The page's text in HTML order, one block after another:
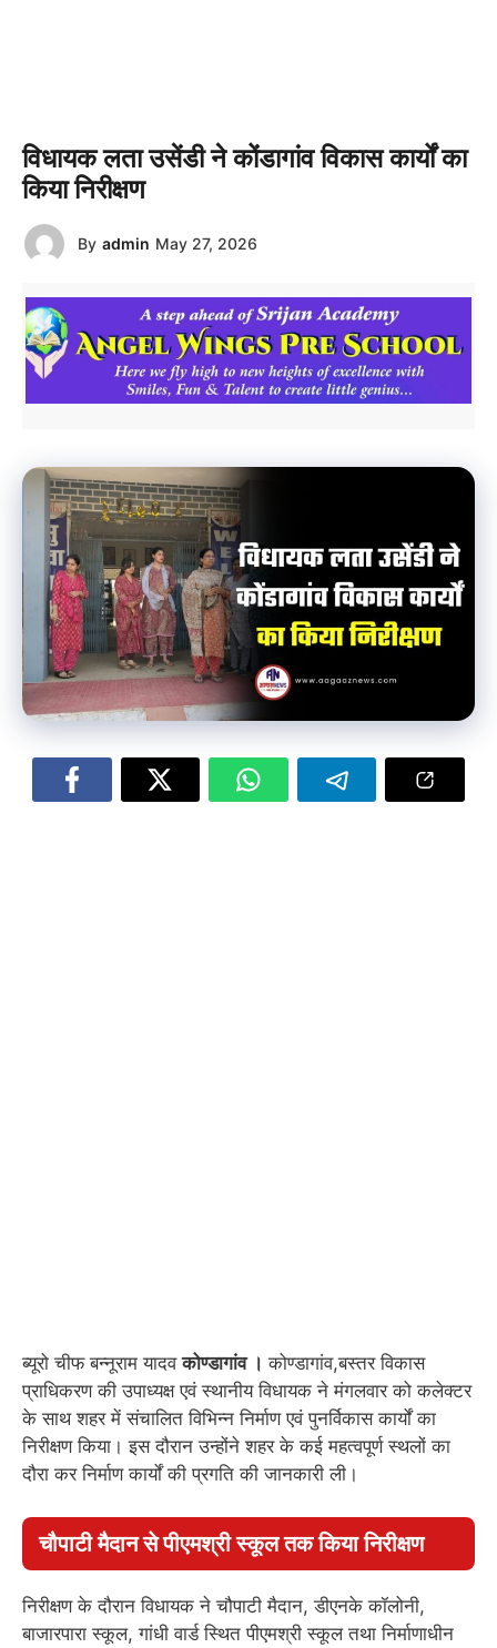
विधायक लता उसेंडी ने कोंडागांव विकास कार्यों का
किया निरीक्षण
By admin May 27, 2026
ब्यूरो चीफ बन्नूराम यादवकोण्डागांव । कोण्डागांव,बस्तर विकास
प्राधिकरण की उपाध्यक्ष एवं स्थानीय विधायक ने मंगलवार को कलेक्टर
के साथ शहर में संचालित विभिन्न निर्माण एवं पुनर्विकास कार्यों का
निरीक्षण किया। इस दौरान उन्होंने शहर के कई महत्वपूर्ण स्थलों का
दौरा कर निर्माण कार्यों की प्रगति की जानकारी ली।
चौपाटी मैदान से पीएमश्री स्कूल तक किया निरीक्षण
निरीक्षण के दौरान विधायक ने चौपाटी मैदान, डीएनके कॉलोनी,
बाजारपारा स्कूल, गांधी वार्ड स्थित पीएमश्री स्कूल तथा निर्माणाधीन